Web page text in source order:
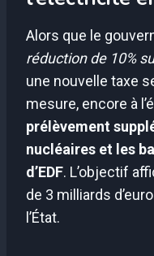
Alors que le
réduction de 10%
une nouvelle taxe
mesure, encore à
prélèvement
nucléaires et les
d’EDF. L’objectif
de 3 milliards
l’État.